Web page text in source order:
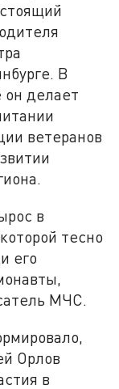
В
он делает
ветеранов
в
тесно
его
МЧС.
Орлов
в